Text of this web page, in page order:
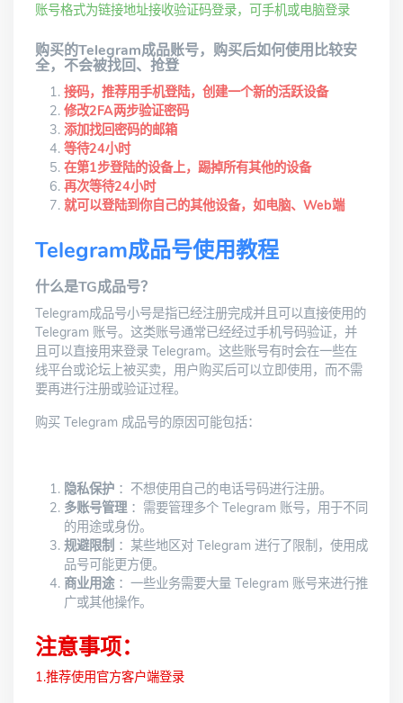
账号格式为链接地址接收验证码登录，可手机或电脑登录
购买的Telegram成品账号，购买后如何使用比较安
全，不会被找回、抢登
接码，推荐用手机登陆，创建一个新的活跃设备
修改2FA两步验证密码
添加找回密码的邮箱
等待24小时
在第1步登陆的设备上，踢掉所有其他的设备
再次等待24小时
就可以登陆到你自己的其他设备，如电脑、Web端
Telegram成品号使用教程
什么是TG成品号？
Telegram成品号小号是指已经注册完成并且可以直接使用的
Telegram 账号。这类账号通常已经经过手机号码验证，并
且可以直接用来登录 Telegram。这些账号有时会在一些在
线平台或论坛上被买卖，用户购买后可以立即使用，而不需
要再进行注册或验证过程。
购买 Telegram 成品号的原因可能包括：
隐私保护 ：不想使用自己的电话号码进行注册。
多账号管理：需要管理多个 Telegram 账号，用于不同
的用途或身份。
规避限制 ：某些地区对 Telegram 进行了限制，使用成
品号可能更方便。
商业用途：一些业务需要大量 Telegram 账号来进行推
广或其他操作。
注意事项：
1.推荐使用官方客户端登录